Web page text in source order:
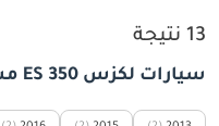
13 نتيجة
سيارات لكزس ES 350 مستعملة للبيع في الشارقة